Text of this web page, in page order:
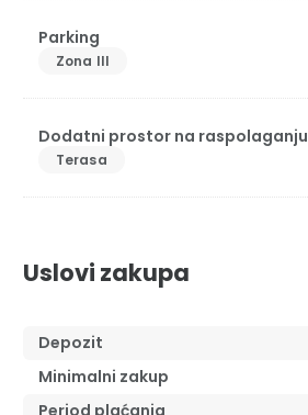
Parking
Zona III
Dodatni prostor na raspolaganju
Terasa
Uslovi zakupa
Depozit
Minimalni zakup
Period plaćanja